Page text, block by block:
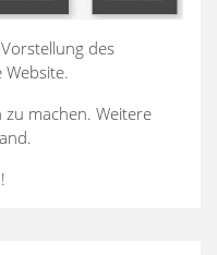
des
Website.
machen. Weitere